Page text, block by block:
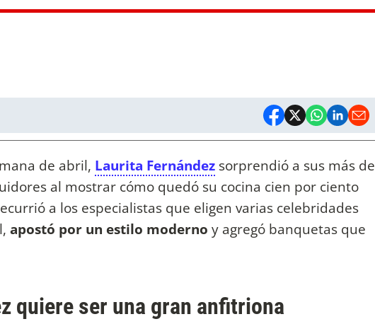
de abril, Laurita Fernández sorprendió a sus más de
al mostrar cómo quedó su cocina cien por ciento
a los especialistas que eligen varias celebridades
apostó por un estilo moderno y agregó banquetas que
quiere ser una gran anfitriona